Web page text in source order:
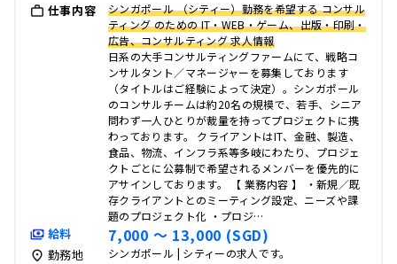
仕事内容
シンガポール （シティー）勤務を希望する コンサル
ティング のための IT・WEB・ゲーム、出版・印刷・
広告、コンサルティング 求人情報
日系の大手コンサルティングファームにて、戦略コ
ンサルタント／マネージャーを募集しております
（タイトルはご経験によって決定）。シンガポール
のコンサルチームは約20名の規模で、若手、シニア
問わず一人ひとりが裁量を持ってプロジェクトに携
わっております。 クライアントはIT、金融、製造、
食品、物流、インフラ系等多岐にわたり、プロジェ
クトごとに公募制で希望されるメンバーを優先的に
アサインしております。 【 業務内容 】 ・新規／既
存クライアントとのミーティング設定、ニーズや課
題のプロジェクト化 ・プロジ…
給料 7,000 〜 13,000 (SGD)
勤務地 シンガポール | シティーの求人です。